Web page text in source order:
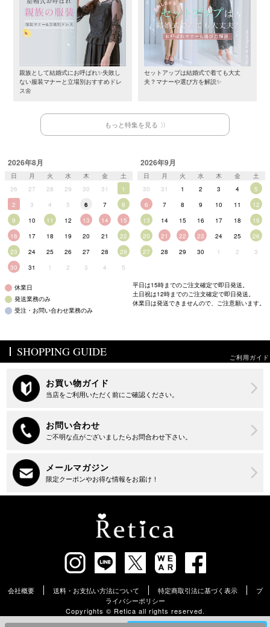
親族として結婚式にお呼ばれ✨失敗し
ない服装マナーと立場別おすすめドレ
ス🌼
セットアップは結婚式で着ても大丈
夫？マナーや選び方を解説✨
もっと特集を見る
2026年8月
日 月 火 水 木 金
土
26
27 28 29 30 31
1
2
3 4 5 6 7
8
9
10 11 12 13 14
15
16
17 18 19 20 21
22
23
24 25 26 27 28
29
30
31 1 2 3 4 5
2026年9月
日 月 火 水 木 金
土
30
31 1 2 3 4
5
6
7 8 9 10 11
12
13
14 15 16 17 18
19
20
21 22 23 24 25
26
27
28 29 30 1 2 3
休業日
発送業務のみ
受注・お問い合わせ業務のみ
平日は15時までのご注文確定で即日発送。
土日祝は12時までのご注文確定で即日発送。
休業日は発送できませんので、ご注意願います。
SHOPPING GUIDE ご利用ガイド
会社概要 送料・お支払い方法について 特定商取引法に基づく表示
プ
ライバシーポリシー
Copyrights ©︎ Retica all rights reserved.